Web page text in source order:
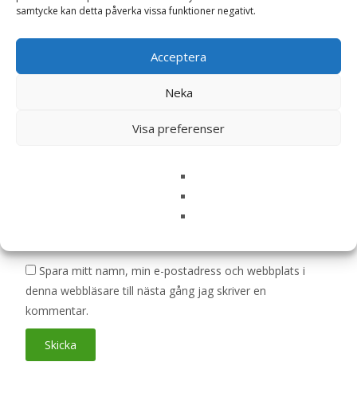
samtycke kan detta påverka vissa funktioner negativt.
Acceptera
Neka
Visa preferenser
är märkta *
Spara mitt namn, min e-postadress och webbplats i
denna webbläsare till nästa gång jag skriver en
kommentar.